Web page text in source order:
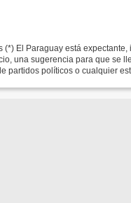
(*) El Paraguay está expectante,
una sugerencia para que se
partidos políticos o cualquier